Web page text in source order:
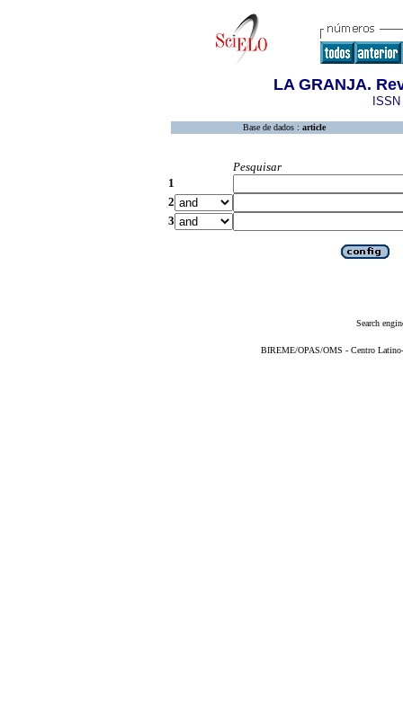
LA GRANJA.
Base de dados : article
Pesquisar
1
2
3
Search
BIREME/OPAS/OMS - Centro Latino-